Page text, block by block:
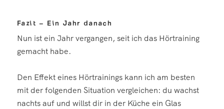
Fazit – Ein Jahr danach
Nun ist ein Jahr vergangen, seit ich das Hörtraining
gemacht habe.
Den Effekt eines Hörtrainings kann ich am besten
mit der folgenden Situation vergleichen: du wachst
nachts auf und willst dir in der Küche ein Glas